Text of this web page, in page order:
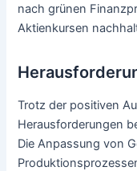
nach grünen
Aktienkursen
Trotz der positiven
Herausforderungen
Die Anpassung von